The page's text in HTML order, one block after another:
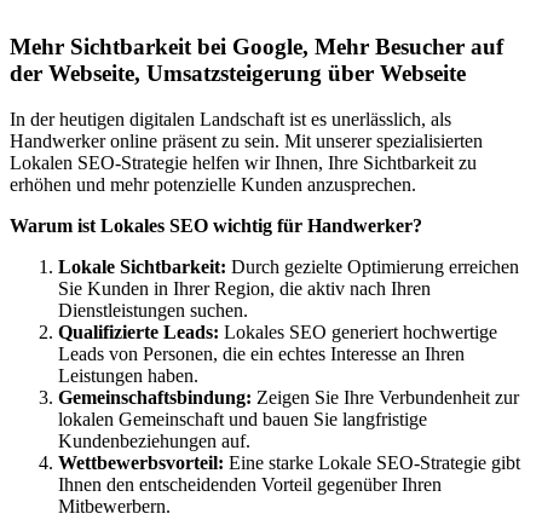
Mehr Sichtbarkeit bei Google, Mehr Besucher auf
der Webseite, Umsatzsteigerung über Webseite
In der heutigen digitalen Landschaft ist es unerlässlich, als
Handwerker online präsent zu sein. Mit unserer spezialisierten
Lokalen SEO-Strategie helfen wir Ihnen, Ihre Sichtbarkeit zu
erhöhen und mehr potenzielle Kunden anzusprechen.
Warum ist Lokales SEO wichtig für Handwerker?
Lokale Sichtbarkeit: Durch gezielte Optimierung erreichen
Sie Kunden in Ihrer Region, die aktiv nach Ihren
Dienstleistungen suchen.
Qualifizierte Leads: Lokales SEO generiert hochwertige
Leads von Personen, die ein echtes Interesse an Ihren
Leistungen haben.
Gemeinschaftsbindung: Zeigen Sie Ihre Verbundenheit zur
lokalen Gemeinschaft und bauen Sie langfristige
Kundenbeziehungen auf.
Wettbewerbsvorteil: Eine starke Lokale SEO-Strategie gibt
Ihnen den entscheidenden Vorteil gegenüber Ihren
Mitbewerbern.